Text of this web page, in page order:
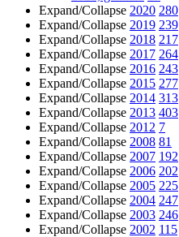
Expand/Collapse 2020 280
Expand/Collapse 2019 239
Expand/Collapse 2018 217
Expand/Collapse 2017 264
Expand/Collapse 2016 243
Expand/Collapse 2015 277
Expand/Collapse 2014 313
Expand/Collapse 2013 403
Expand/Collapse 2012 7
Expand/Collapse 2008 81
Expand/Collapse 2007 192
Expand/Collapse 2006 202
Expand/Collapse 2005 225
Expand/Collapse 2004 247
Expand/Collapse 2003 246
Expand/Collapse 2002 115